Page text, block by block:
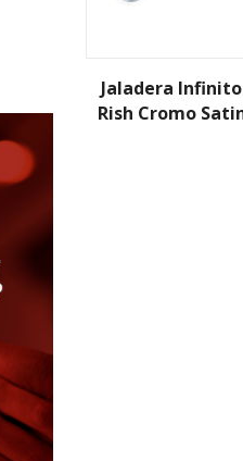
Jaladera Infinito
Rish Cromo